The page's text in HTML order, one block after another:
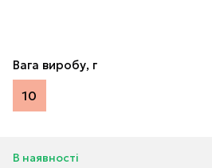
Вага виробу, г
10
В наявності